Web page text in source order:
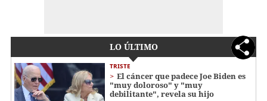
LO ÚLTIMO
TRISTE
El cáncer que padece Joe Biden es
"muy doloroso" y "muy
debilitante", revela su hijo